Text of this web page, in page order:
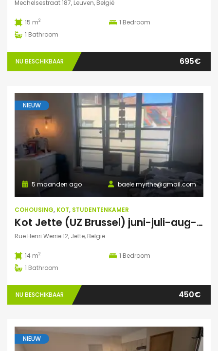
Mechelsestraat 187, Leuven, België
15 m2 1 Bedroom
1 Bathroom
NU BESCHIKBAAR 695€
NIEUW
baele.myrthe@gmail.com
5 maanden ago
COHOUSING, KOT, STUDENTENKAMER
Kot Jette (UZ Brussel) juni-juli-aug-sept 2026
Rue Henri Werrie 12, Jette, België
14 m2 1 Bedroom
1 Bathroom
NU BESCHIKBAAR 450€
NIEUW